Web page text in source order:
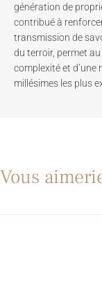
génération de
contribué à
transmission de
du terroir, permet
complexité et
millésimes les plus
Vous